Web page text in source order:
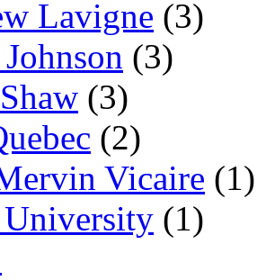
Lavigne (3)
(3)
(3)
(2)
Vicaire (1)
(1)